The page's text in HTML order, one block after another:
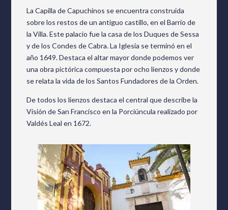
La Capilla de Capuchinos se encuentra construida
sobre los restos de un antiguo castillo, en el Barrio de
la Villa. Este palacio fue la casa de los Duques de Sessa
y de los Condes de Cabra. La Iglesia se terminó en el
año 1649. Destaca el altar mayor donde podemos ver
una obra pictórica compuesta por ocho lienzos y donde
se relata la vida de los Santos Fundadores de la Orden.
De todos los lienzos destaca el central que describe la
Visión de San Francisco en la Porciúncula realizado por
Valdés Leal en 1672.